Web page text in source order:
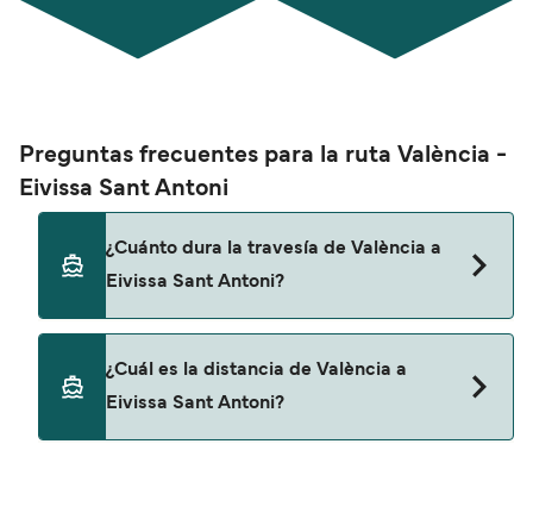
Preguntas frecuentes para la ruta València -
Eivissa Sant Antoni
¿Cuánto dura la travesía de València a
Eivissa Sant Antoni?
nuestro buscador de ofertas para ver rutas
¿Cuál es la distancia de València a
Eivissa Sant Antoni?